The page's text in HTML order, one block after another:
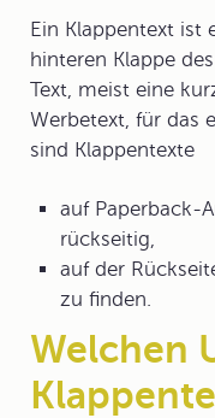
Ein Klappentext ist
hinteren Klappe
Text, meist eine
Werbetext, für das
sind Klappentexte
auf Paperback-
rückseitig,
auf der
zu finden.
Welchen